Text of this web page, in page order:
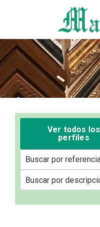
Ver todos los
perfiles